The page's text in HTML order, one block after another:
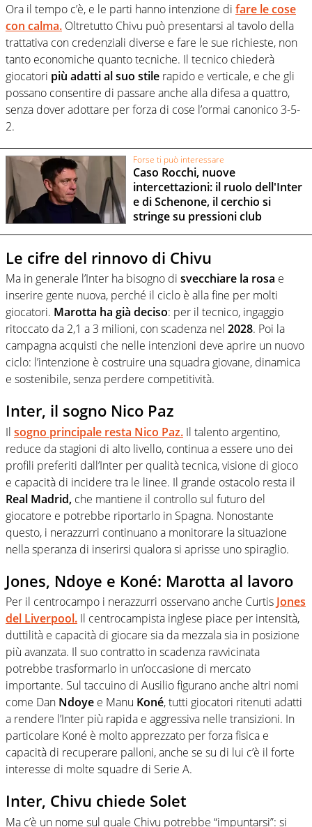
Ora il tempo c’è, e le parti hanno intenzione di fare le cose
con calma. Oltretutto Chivu può presentarsi al tavolo della
trattativa con credenziali diverse e fare le sue richieste, non
tanto economiche quanto tecniche. Il tecnico chiederà
giocatori più adatti al suo stile rapido e verticale, e che gli
possano consentire di passare anche alla difesa a quattro,
senza dover adottare per forza di cose l’ormai canonico 3-5-
2.
Forse ti può interessare
Caso Rocchi, nuove
intercettazioni: il ruolo dell'Inter
e di Schenone, il cerchio si
stringe su pressioni club
Le cifre del rinnovo di Chivu
Ma in generale l’Inter ha bisogno di svecchiare la rosa e
inserire gente nuova, perché il ciclo è alla fine per molti
giocatori. Marotta ha già deciso: per il tecnico, ingaggio
ritoccato da 2,1 a 3 milioni, con scadenza nel 2028. Poi la
campagna acquisti che nelle intenzioni deve aprire un nuovo
ciclo: l’intenzione è costruire una squadra giovane, dinamica
e sostenibile, senza perdere competitività.
Inter, il sogno Nico Paz
Il sogno principale resta Nico Paz. Il talento argentino,
reduce da stagioni di alto livello, continua a essere uno dei
profili preferiti dall’Inter per qualità tecnica, visione di gioco
e capacità di incidere tra le linee. Il grande ostacolo resta il
Real Madrid, che mantiene il controllo sul futuro del
giocatore e potrebbe riportarlo in Spagna. Nonostante
questo, i nerazzurri continuano a monitorare la situazione
nella speranza di inserirsi qualora si aprisse uno spiraglio.
Jones, Ndoye e Koné: Marotta al lavoro
Per il centrocampo i nerazzurri osservano anche Curtis Jones
del Liverpool. Il centrocampista inglese piace per intensità,
duttilità e capacità di giocare sia da mezzala sia in posizione
più avanzata. Il suo contratto in scadenza ravvicinata
potrebbe trasformarlo in un’occasione di mercato
importante. Sul taccuino di Ausilio figurano anche altri nomi
come Dan Ndoye e Manu Koné, tutti giocatori ritenuti adatti
a rendere l’Inter più rapida e aggressiva nelle transizioni. In
particolare Koné è molto apprezzato per forza fisica e
capacità di recuperare palloni, anche se su di lui c’è il forte
interesse di molte squadre di Serie A.
Inter, Chivu chiede Solet
Ma c’è un nome sul quale Chivu potrebbe “impuntarsi”: si